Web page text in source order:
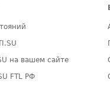
на вашем сайте
FTL РФ